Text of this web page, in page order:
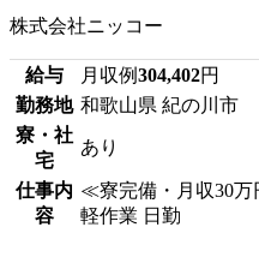
株式会社ニッコー
給与 月収例304,402円
勤務地 和歌山県 紀の川市
寮・社
宅
あり
仕事内
容
≪寮完備・月収30
軽作業 日勤